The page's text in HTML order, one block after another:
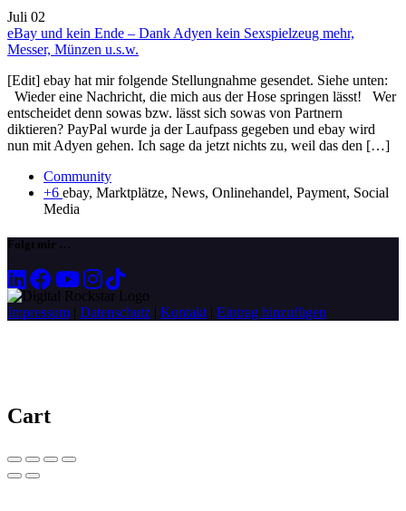
Juli 02
eBay und kein Ende – Dank Adyen kein Sexspielzeug mehr,
Messer, Münzen u.s.w.
[Edit] ebay hat mir folgende Stellungnahme gesendet. Siehe unten:
Wieder eine Nachricht, die mich aus der Hose springen lässt! Wer
entscheidet denn sowas bzw. lässt sich sowas von Partnern
diktieren? PayPal wurde ja der Laufpass gegeben und ebay wird
nun mit Adyen gehen. Ich sage da jetzt nichts zu, weil das den […]
Community
+6 ebay, Marktplätze, News, Onlinehandel, Payment, Social
Media
Folgt mir …
Impressum | Datenschutz | Kontakt | Eintrag hinzufügen
Cart